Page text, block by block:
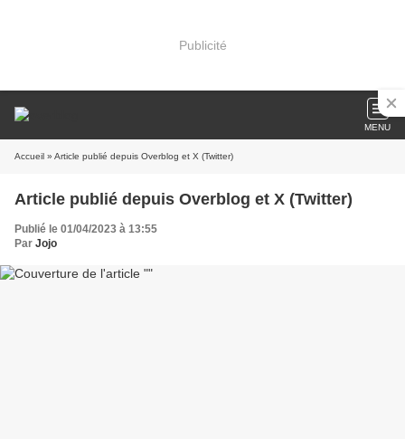
Publicité
MENU
Accueil » Article publié depuis Overblog et X (Twitter)
Article publié depuis Overblog et X (Twitter)
Publié le 01/04/2023 à 13:55
Par Jojo